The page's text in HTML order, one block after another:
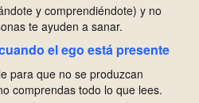
y comprendiéndote) y no
te ayuden a sanar.
el ego está presente
para que no se produzcan
comprendas todo lo que lees.